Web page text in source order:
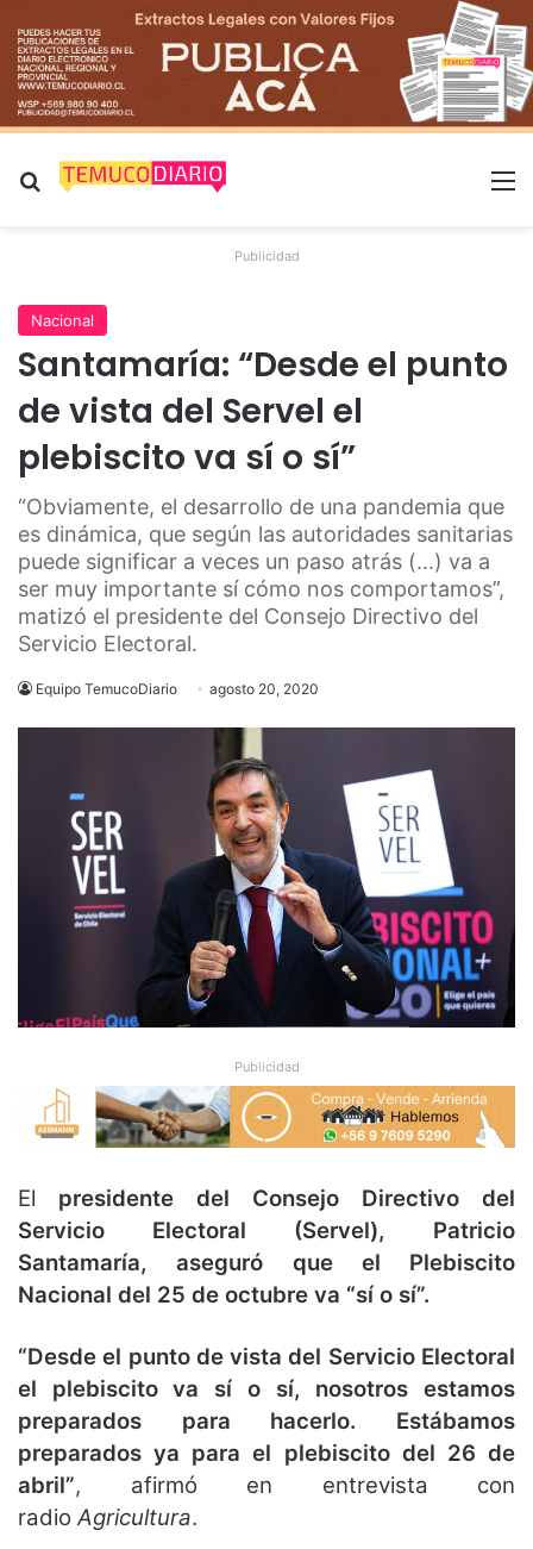
Buscar por
Publicidad
Nacional
Santamaría: “Desde el punto
de vista del Servel el
plebiscito va sí o sí”
“Obviamente, el desarrollo de una pandemia que
es dinámica, que según las autoridades sanitarias
puede significar a veces un paso atrás (...) va a
ser muy importante sí cómo nos comportamos”,
matizó el presidente del Consejo Directivo del
Servicio Electoral.
Equipo TemucoDiario agosto 20, 2020
Publicidad
El presidente del Consejo Directivo del
Servicio Electoral (Servel), Patricio
Santamaría, aseguró que el Plebiscito
Nacional del 25 de octubre va “sí o sí”.
“Desde el punto de vista del Servicio Electoral
el plebiscito va sí o sí, nosotros estamos
preparados para hacerlo. Estábamos
preparados ya para el plebiscito del 26 de
abril”, afirmó en entrevista con
radio Agricultura.